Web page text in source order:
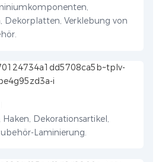
Dekorplatten, Verklebung von
Dekorationsartikel,
Laminierung.